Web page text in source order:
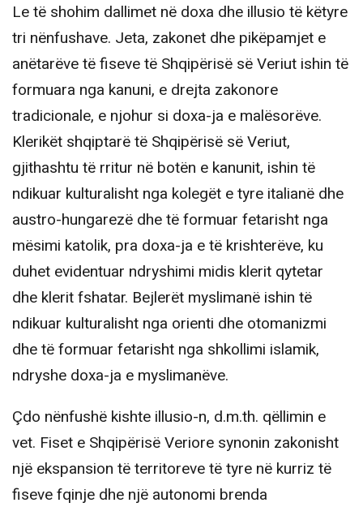
Le të shohim dallimet në doxa dhe illusio të këtyre
tri nënfushave. Jeta, zakonet dhe pikëpamjet e
anëtarëve të fiseve të Shqipërisë së Veriut ishin të
formuara nga kanuni, e drejta zakonore
tradicionale, e njohur si doxa-ja e malësorëve.
Klerikët shqiptarë të Shqipërisë së Veriut,
gjithashtu të rritur në botën e kanunit, ishin të
ndikuar kulturalisht nga kolegët e tyre italianë dhe
austro-hungarezë dhe të formuar fetarisht nga
mësimi katolik, pra doxa-ja e të krishterëve, ku
duhet evidentuar ndryshimi midis klerit qytetar
dhe klerit fshatar. Bejlerët myslimanë ishin të
ndikuar kulturalisht nga orienti dhe otomanizmi
dhe të formuar fetarisht nga shkollimi islamik,
ndryshe doxa-ja e myslimanëve.
Çdo nënfushë kishte illusio-n, d.m.th. qëllimin e
vet. Fiset e Shqipërisë Veriore synonin zakonisht
një ekspansion të territoreve të tyre në kurriz të
fiseve fqinje dhe një autonomi brenda